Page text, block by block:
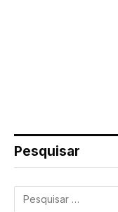
Pesquisar